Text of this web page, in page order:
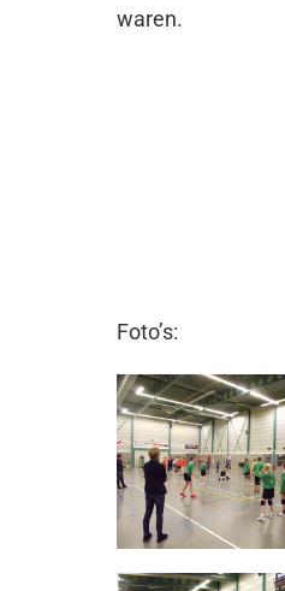
waren.
Foto’s: